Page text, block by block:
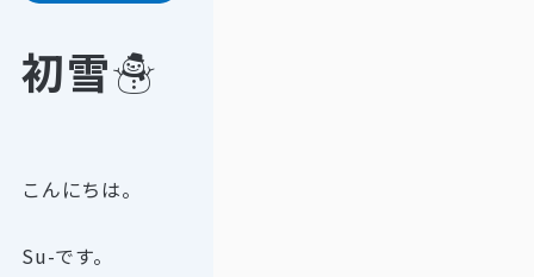
初雪☃
こんにちは。
Su-です。